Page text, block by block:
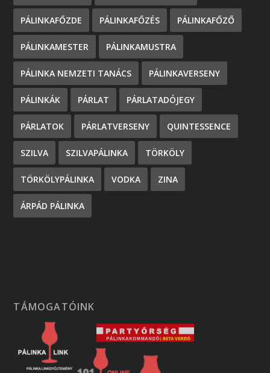
PÁLINKAFŐZDE PÁLINKAFŐZÉS PÁLINKAFŐZŐ
PÁLINKAMESTER PÁLINKAMUSTRA
PÁLINKA NEMZETI TANÁCS PÁLINKAVERSENY
PÁLINKÁK PÁRLAT PÁRLATADÓJEGY
PÁRLATOK PÁRLATVERSENY QUINTESSENCE
SZILVA SZILVAPÁLINKA TÖRKÖLY
TÖRKÖLYPÁLINKA VODKA ZINA
ÁRPÁD PÁLINKA
TÁMOGATÓINK